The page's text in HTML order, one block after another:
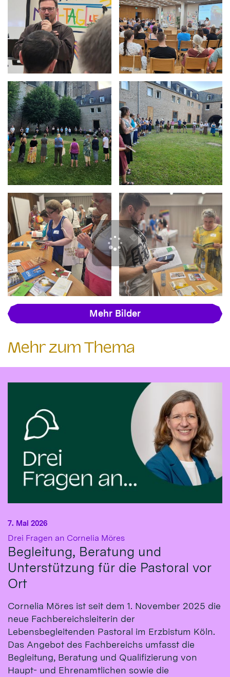
Mehr Bilder
Mehr zum Thema
Drei Fragen an Cornelia Möres:
Begleitung, Beratung und
Unterstützung für die Pastoral vor
Ort
7. Mai 2026
Cornelia Möres ist seit dem 1. November 2025 die
neue Fachbereichsleiterin der
Lebensbegleitenden Pastoral im Erzbistum Köln.
Das Angebot des Fachbereichs umfasst die
Begleitung, Beratung und Qualifizierung von
Haupt- und Ehrenamtlichen sowie die